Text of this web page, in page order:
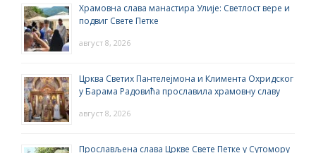
Храмовна слава манастира Улије: Светлост вере и
подвиг Свете Петке
август 8, 2026
Црква Светих Пантелејмона и Климента Охридског
у Барама Радовића прославила храмовну славу
август 8, 2026
Прослављена слава Цркве Свете Петке у Сутомору